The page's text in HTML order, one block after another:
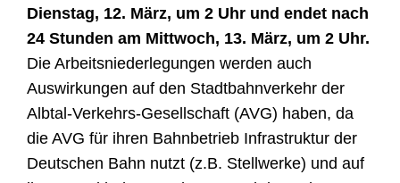
Dienstag, 12. März, um 2 Uhr und endet nach
24 Stunden am Mittwoch, 13. März, um 2 Uhr.
Die Arbeitsniederlegungen werden auch
Auswirkungen auf den Stadtbahnverkehr der
Albtal-Verkehrs-Gesellschaft (AVG) haben, da
die AVG für ihren Bahnbetrieb Infrastruktur der
Deutschen Bahn nutzt (z.B. Stellwerke) und auf